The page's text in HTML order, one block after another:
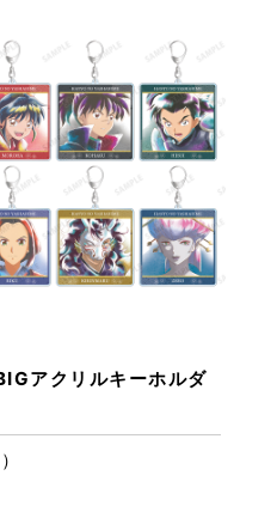
アクリルキーホルダ